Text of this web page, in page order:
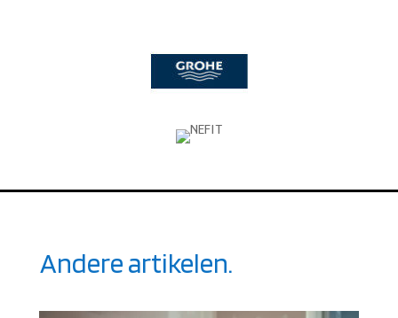
Andere artikelen.